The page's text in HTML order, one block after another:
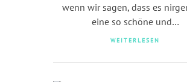
wenn wir sagen, dass es
eine so schöne und…
WEITERLESEN